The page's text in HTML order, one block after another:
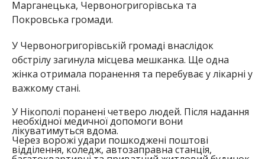
Марганецька, Червоногригорівська та
Покровська громади.
У Червоногригорівській громаді внаслідок
обстрілу загинула місцева мешканка. Ще одна
жінка отримала поранення та перебуває у лікарні у
важкому стані.
У Нікополі поранені четверо людей. Після надання
необхідної медичної допомоги вони
лікуватимуться вдома.
Через ворожі удари пошкоджені поштові
відділення, коледж, автозаправна станція,